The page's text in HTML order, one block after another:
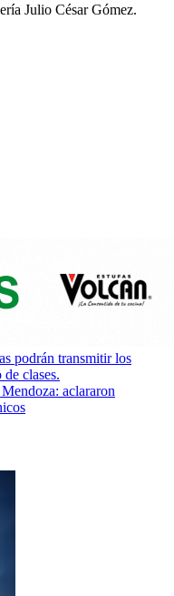
Julio César Gómez.
podrán transmitir los
clases.
aclararon